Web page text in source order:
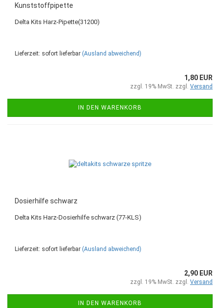
Kunststoffpipette
Delta Kits Harz-Pipette(31200)
Lieferzeit: sofort lieferbar (Ausland abweichend)
1,80 EUR
zzgl. 19% MwSt. zzgl. Versand
IN DEN WARENKORB
Dosierhilfe schwarz
Delta Kits Harz-Dosierhilfe schwarz (77-KLS)
Lieferzeit: sofort lieferbar (Ausland abweichend)
2,90 EUR
zzgl. 19% MwSt. zzgl. Versand
IN DEN WARENKORB